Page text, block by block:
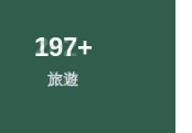
197+
旅遊